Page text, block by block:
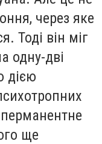
через яке
Тоді він міг
одну-дві
дією
ще